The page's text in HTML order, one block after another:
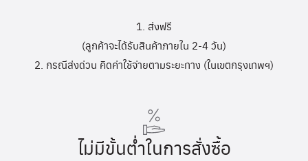
1. ส่งฟรี
(ลูกค้าจะได้รับสินค้าภายใน 2-4 วัน)
2. กรณีส่งด่วน คิดค่าใช้จ่ายตามระยะทาง (ในเขตกรุงเทพฯ)
ไม่มีขั้นต่ำในการสั่งซื้อ